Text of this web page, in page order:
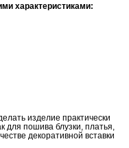
характеристиками:
изделие практически
для пошива блузки, платья,
декоративной вставки